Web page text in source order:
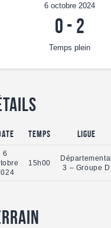
6 octobre 2024
0 - 2
Temps plein
Temps Ligue
6
15h00
Départemental
3 – Groupe D